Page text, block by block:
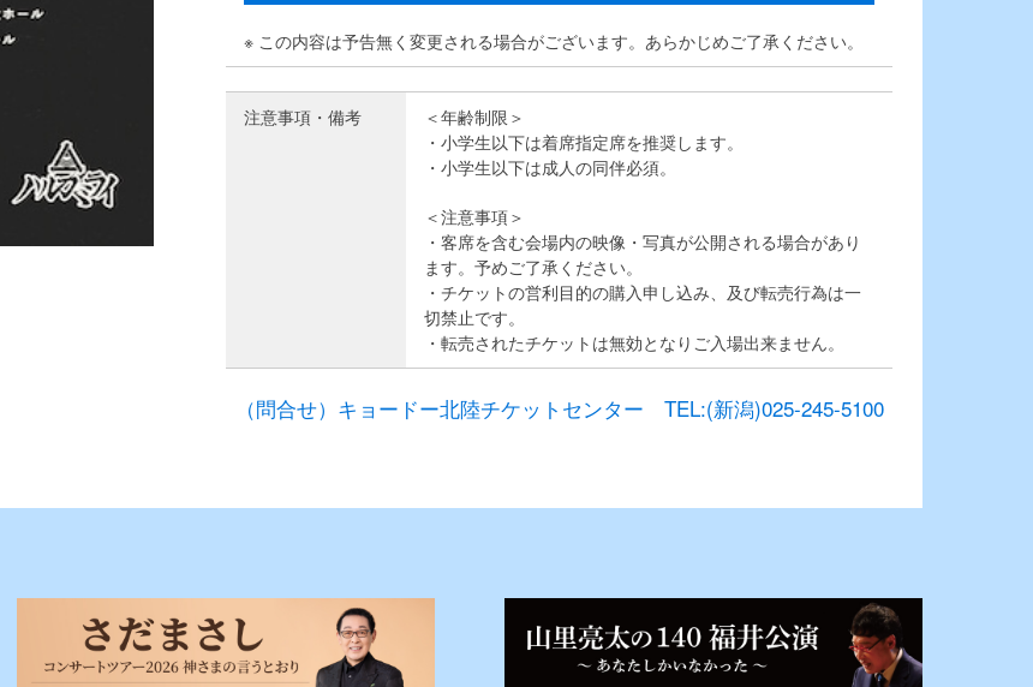
※ この内容は予告無く変更される場合がございます。あらかじめご了承ください。
注意事項・備考
＜年齢制限＞
・小学生以下は着席指定席を推奨します。
・小学生以下は成人の同伴必須。
＜注意事項＞
・客席を含む会場内の映像・写真が公開される場合があり
ます。予めご了承ください。
・チケットの営利目的の購入申し込み、及び転売行為は一
切禁止です。
・転売されたチケットは無効となりご入場出来ません。
（問合せ）キョードー北陸チケットセンター TEL:(新潟)025-245-5100